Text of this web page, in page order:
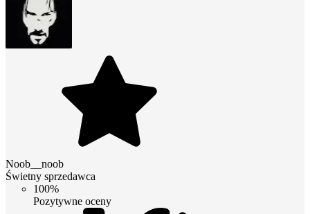
Noob__noob
Świetny sprzedawca
100%
Pozytywne oceny